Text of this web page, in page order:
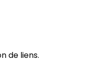
de liens.